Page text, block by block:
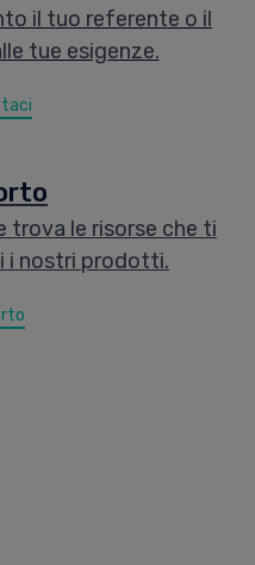
il tuo referente o il
tue esigenze.
trova le risorse che ti
i nostri prodotti.